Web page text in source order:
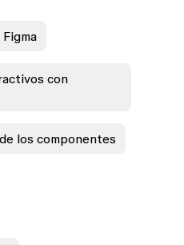
con
los componentes